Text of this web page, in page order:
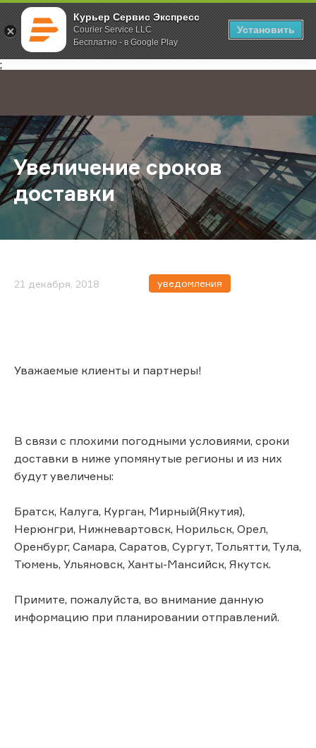
Курьер Сервис Экспресс
Courier Service LLC
Бесплатно - в Google Play
Установить
;
Главная О компании Новости Увеличение сроков доставки
Увеличение сроков
доставки
21 декабря, 2018 уведомления
Уважаемые клиенты и партнеры!
В связи с плохими погодными условиями, сроки
доставки в ниже упомянутые регионы и из них
будут увеличены:
Братск, Калуга, Курган, Мирный(Якутия),
Нерюнгри, Нижневартовск, Норильск, Орел,
Оренбург, Самара, Саратов, Сургут, Тольятти, Тула,
Тюмень, Ульяновск, Ханты-Мансийск, Якутск.
Примите, пожалуйста, во внимание данную
информацию при планировании отправлений.